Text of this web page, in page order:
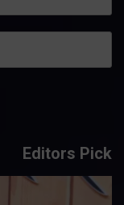
Editors Pick